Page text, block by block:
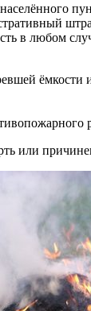
в любом
ёмкости
или